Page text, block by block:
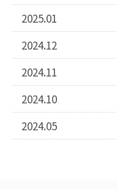
2025.01
2024.12
2024.11
2024.10
2024.05